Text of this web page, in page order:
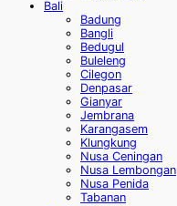
Bali
Badung
Bangli
Bedugul
Buleleng
Cilegon
Denpasar
Gianyar
Jembrana
Karangasem
Klungkung
Nusa Ceningan
Nusa Lembongan
Nusa Penida
Tabanan